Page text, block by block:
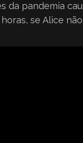
da pandemia
se Alice